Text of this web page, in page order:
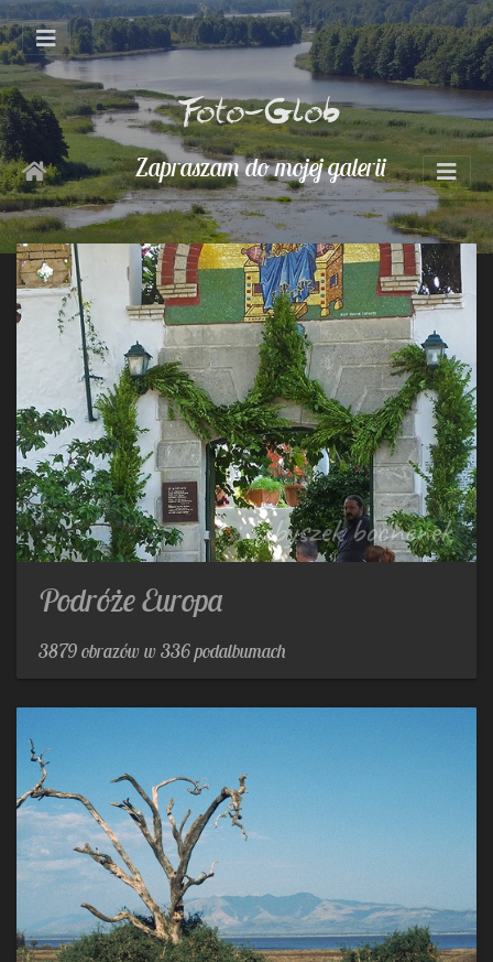
Foto-Glob
Zapraszam do mojej galerii
Podróże Europa
3879 obrazów w 336 podalbumach